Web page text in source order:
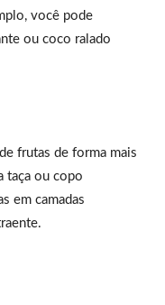
você pode
ou coco ralado
frutas de forma mais
taça ou copo
em camadas